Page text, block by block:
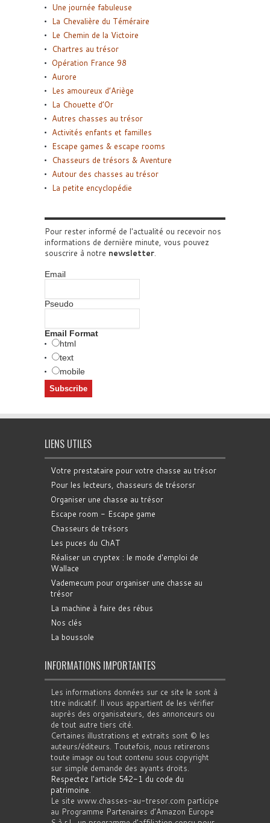
Une journée fabuleuse
La Chevalière du Téméraire
Le Chemin de la Victoire
Chartres au trésor
Opération France 98
Aurore
Les amoureux d’Ariège
La Chouette d’Or
Autres chasses au trésor
Activités enfants et familles
Escape games & escape rooms
Chasseurs de trésors & Aventure
Autour des chasses au trésor
La petite encyclopédie
Pour rester informé de l'actualité ou recevoir nos
informations de dernière minute, vous pouvez
souscrire à notre newsletter.
Email
Pseudo
Email Format
html
text
mobile
LIENS UTILES
Votre prestataire pour votre chasse au trésor
Pour les lecteurs, chasseurs de trésorsr
Organiser une chasse au trésor
Escape room - Escape game
Chasseurs de trésors
Les puces du ChAT
Réaliser un cryptex : le mode d'emploi de
Wallace
Vademecum pour organiser une chasse au
trésor
La machine à faire des rébus
Nos clés
La boussole
INFORMATIONS IMPORTANTES
Les informations données sur ce site le sont à
titre indicatif. Il vous appartient de les vérifier
auprès des organisateurs, des annonceurs ou
de tout autre tiers cité.
Certaines illustrations et extraits sont © les
auteurs/éditeurs. Toutefois, nous retirerons
toute image ou tout contenu sous copyright
sur simple demande des ayants droits.
Respectez l'article 542-1 du code du
patrimoine.
Le site www.chasses-au-tresor.com participe
au Programme Partenaires d’Amazon Europe